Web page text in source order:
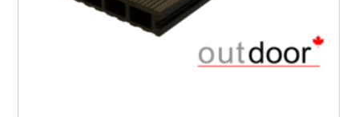
Декоративные покрытия АМК